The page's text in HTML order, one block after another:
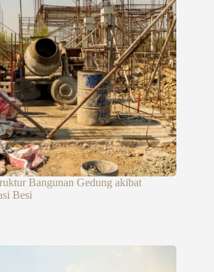
Bangunan Gedung akibat
Besi